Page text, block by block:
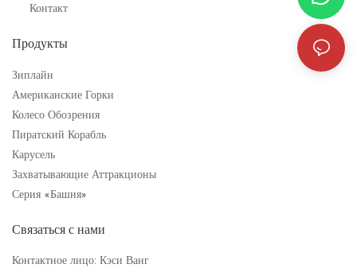
Контакт
Продукты
Зиплайн
Американские Горки
Колесо Обозрения
Пиратский Корабль
Карусель
Захватывающие Аттракционы
Серия «Башня»
Связаться с нами
Контактное лицо: Кэси Ванг